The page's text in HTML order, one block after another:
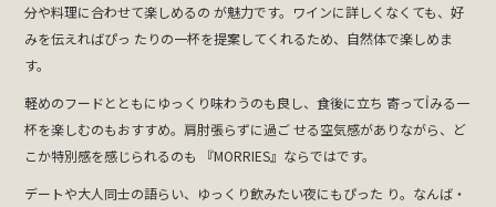
分や料理に合わせて楽しめるの が魅力です。ワインに詳しくなくても、好
みを伝えればぴっ たりの一杯を提案してくれるため、自然体で楽しめま
す。
軽めのフードとともにゆっくり味わうのも良し、食後に立ち 寄ってỈみる一
杯を楽しむのもおすすめ。肩肘張らずに過ご せる空気感がありながら、ど
こか特別感を感じられるのも 『MORRIES』ならではです。
デートや大人同士の語らい、ゆっくり飲みたい夜にもぴった り。なんば・